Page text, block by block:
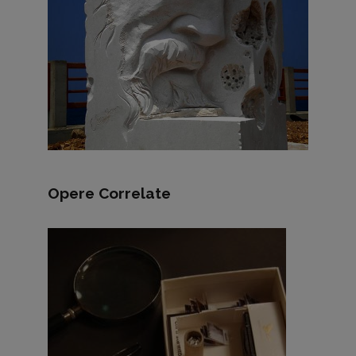
Opere Correlate